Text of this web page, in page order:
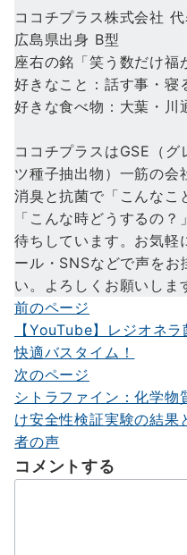
ココチプラス株式会社 代
広島県出身 B型
座右の銘「笑う数だけ福
好きなこと：話す事・寝
好きな食べ物：大葉・川
ココチプラスはGSE（グ
ツ種子抽出物）一筋の会
消臭と抗菌で「こんなこ
「こんな時どうするの？
待ちしています。お気軽
ール・SNSなどで声をお
い。よろしくお願いし
投
稿
ナ
ビ
ゲ
ー
前のページ
【YouTube】レジオネラ
快適バスタイム！
次のページ
シトラファイン：化学物
け安全性検証実験の結果
者の声
コメントする